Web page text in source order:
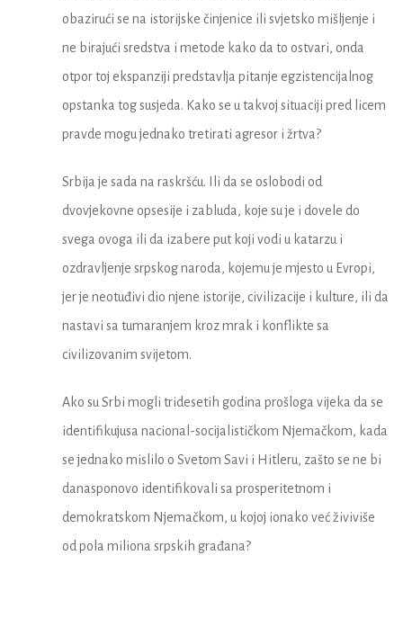
obazirući se na istorijske činjenice ili svjetsko mišljenje i
ne birajući sredstva i metode kako da to ostvari, onda
otpor toj ekspanziji predstavlja pitanje egzistencijalnog
opstanka tog susjeda. Kako se u takvoj situaciji pred licem
pravde mogu jednako tretirati agresor i žrtva?
Srbija je sada na raskršću. Ili da se oslobodi od
dvovjekovne opsesije i zabluda, koje su je i dovele do
svega ovoga ili da izabere put koji vodi u katarzu i
ozdravljenje srpskog naroda, kojemu je mjesto u Evropi,
jer je neotuđivi dio njene istorije, civilizacije i kulture, ili da
nastavi sa tumaranjem kroz mrak i konflikte sa
civilizovanim svijetom.
Ako su Srbi mogli tridesetih godina prošloga vijeka da se
identifikujusa nacional-socijalističkom Njemačkom, kada
se jednako mislilo o Svetom Savi i Hitleru, zašto se ne bi
danasponovo identifikovali sa prosperitetnom i
demokratskom Njemačkom, u kojoj ionako već živiviše
od pola miliona srpskih građana?